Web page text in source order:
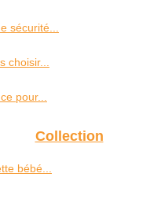
sécurité...
choisir...
pour...
Collection
bébé...